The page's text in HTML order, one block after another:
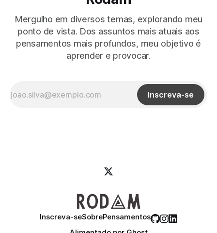
Mergulho em diversos temas, explorando meu
ponto de vista. Dos assuntos mais atuais aos
pensamentos mais profundos, meu objetivo é
aprender e provocar.
Inscreva-se
Inscreva-seSobrePensamentos